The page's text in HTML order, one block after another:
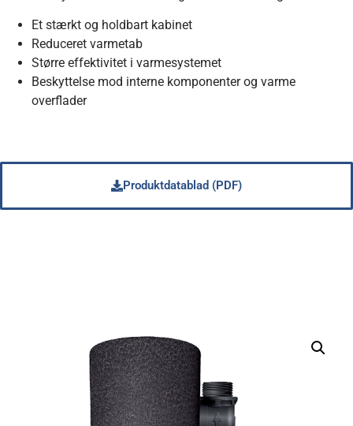
Et stærkt og holdbart kabinet
Reduceret varmetab
Større effektivitet i varmesystemet
Beskyttelse mod interne komponenter og varme
overflader
Produktdatablad (PDF)